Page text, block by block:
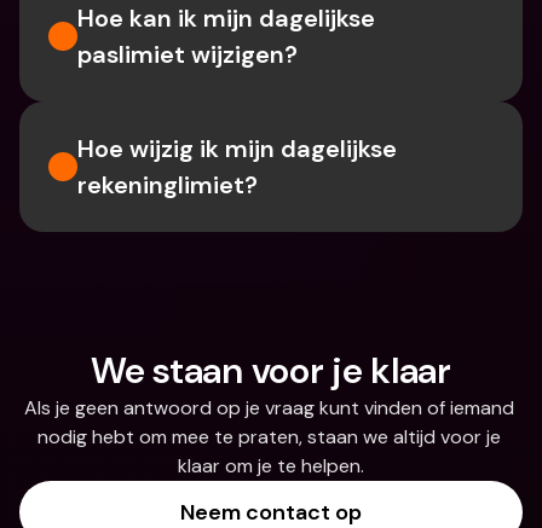
Hoe kan ik mijn dagelijkse
paslimiet wijzigen?
Hoe wijzig ik mijn dagelijkse
rekeninglimiet?
We staan voor je klaar
Als je geen antwoord op je vraag kunt vinden of iemand
nodig hebt om mee te praten, staan we altijd voor je
klaar om je te helpen.
Neem contact op